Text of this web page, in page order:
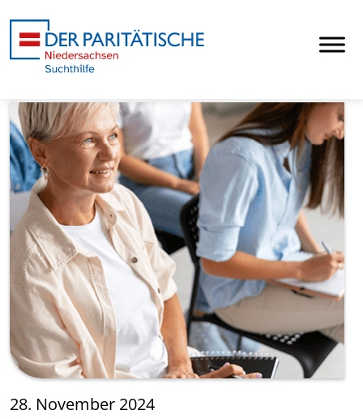
28. November 2024